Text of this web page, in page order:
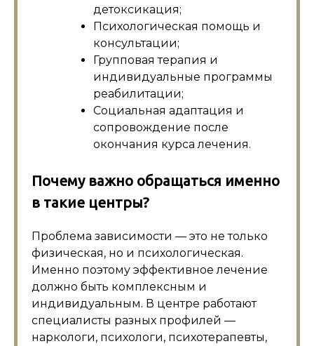
детоксикация;
Психологическая помощь и
консультации;
Групповая терапия и
индивидуальные программы
реабилитации;
Социальная адаптация и
сопровождение после
окончания курса лечения.
Почему важно обращаться именно
в такие центры?
Проблема зависимости — это не только
физическая, но и психологическая.
Именно поэтому эффективное лечение
должно быть комплексным и
индивидуальным. В центре работают
специалисты разных профилей —
наркологи, психологи, психотерапевты,